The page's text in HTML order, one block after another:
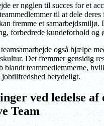
er nøglen til succes for et
til at dele deres
fremme et samarbejdsmiljø.
forbedrede kundeforhold og
også hjælpe
Det fremmer gensidig
blandt teammedlemmerne,
betydeligt.
ved ledelse af
Team